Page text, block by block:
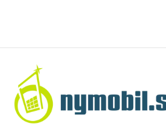
tt
köpgui
de
—...